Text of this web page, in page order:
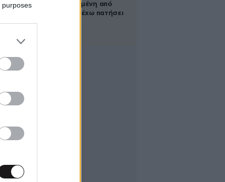
purposes
πιο ευτυχισμένη από
ποτέ – Ναι, έχω πατήσει